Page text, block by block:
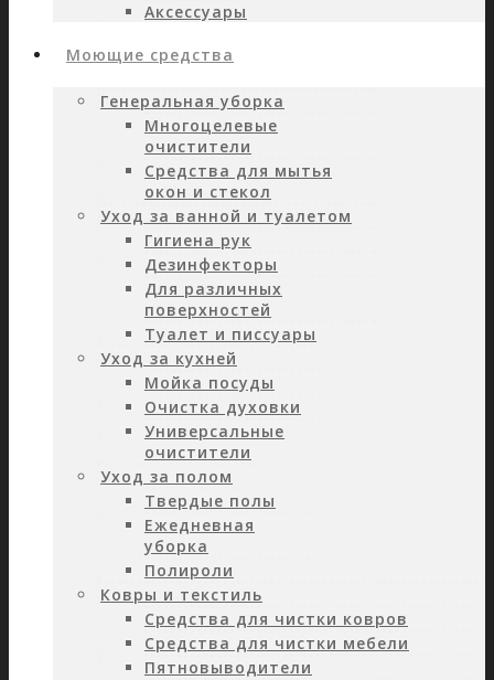
Аксессуары
Моющие средства
Генеральная уборка
Многоцелевые
очистители
Средства для мытья
окон и стекол
Уход за ванной и туалетом
Гигиена рук
Дезинфекторы
Для различных
поверхностей
Туалет и писсуары
Уход за кухней
Мойка посуды
Очистка духовки
Универсальные
очистители
Уход за полом
Твердые полы
Ежедневная
уборка
Полироли
Ковры и текстиль
Средства для чистки ковров
Средства для чистки мебели
Пятновыводители